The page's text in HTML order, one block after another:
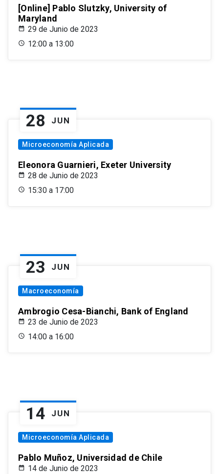
[Online] Pablo Slutzky, University of
Maryland
29 de Junio de 2023
12:00 a 13:00
28 JUN
Microeconomía Aplicada
Eleonora Guarnieri, Exeter University
28 de Junio de 2023
15:30 a 17:00
23 JUN
Macroeconomía
Ambrogio Cesa-Bianchi, Bank of England
23 de Junio de 2023
14:00 a 16:00
14 JUN
Microeconomía Aplicada
Pablo Muñoz, Universidad de Chile
14 de Junio de 2023